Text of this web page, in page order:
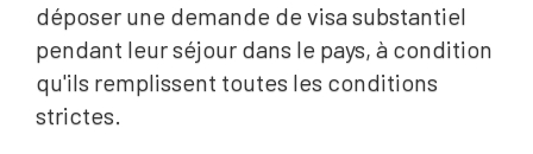
déposer une demande de visa substantiel
pendant leur séjour dans le pays, à condition
qu'ils remplissent toutes les conditions
strictes.